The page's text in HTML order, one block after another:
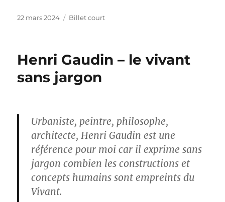
Publié
22 mars 2024 Catégories
Billet court
Henri Gaudin – le vivant
sans jargon
Urbaniste, peintre, philosophe,
architecte, Henri Gaudin est une
référence pour moi car il exprime sans
jargon combien les constructions et
concepts humains sont empreints du
Vivant.